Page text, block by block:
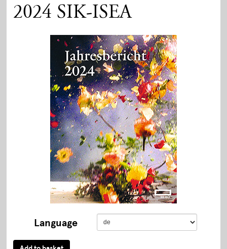
2024 SIK-ISEA
Language